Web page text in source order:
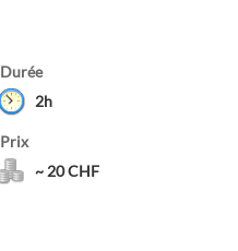
Durée
2h
Prix
~ 20 CHF